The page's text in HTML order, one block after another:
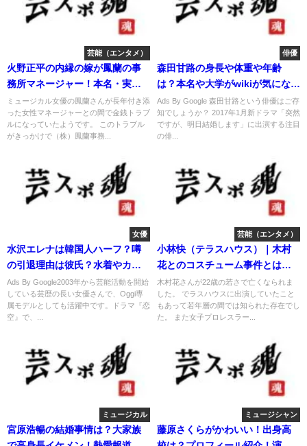
芸能（エンタメ）
火野正平の内縁の嫁が鳳蘭の事
務所マネージャー！本名・実名
は？
ミュージカル女優の鳳蘭さんが長年付き添
った女性マネージャーとの間で金銭トラブ
ルになっていたようです。 このトラブル
がきっかけで（株）鳳蘭事務...
俳優
森田甘路の身長や体重や年齢
は？本名や大学がwikiが気にな
る！
Ads By Google 森田甘路という俳優はご存
知でしょうか？ 2017年1月新ドラマ「突然
ですが、明日結婚します」に出演する注目
の俳...
女優
水沢エレナは韓国人ハーフ？噂
の引退理由は彼氏？水着やカッ
プは？
Ads By Google2003年から芸能活動を開始
している芸歴の長い女優さんで、Oggi専
属モデルとしても活躍中です。ドラマ『恋
空』で、...
芸能（エンタメ）
小林快（テラスハウス）｜木村
花とのコスチューム事件とは？
現在は？
木村花さんが22歳の若さで亡くなられま
した。 でラスハウスに出演していたこと
もあって若年層の間では知られた存在でし
た。 また女子プロレスラー...
ミュージカル
宮原浩暢の結婚事情は？大家族
ミュージシャン
藤原さくらがかわいい！出身高